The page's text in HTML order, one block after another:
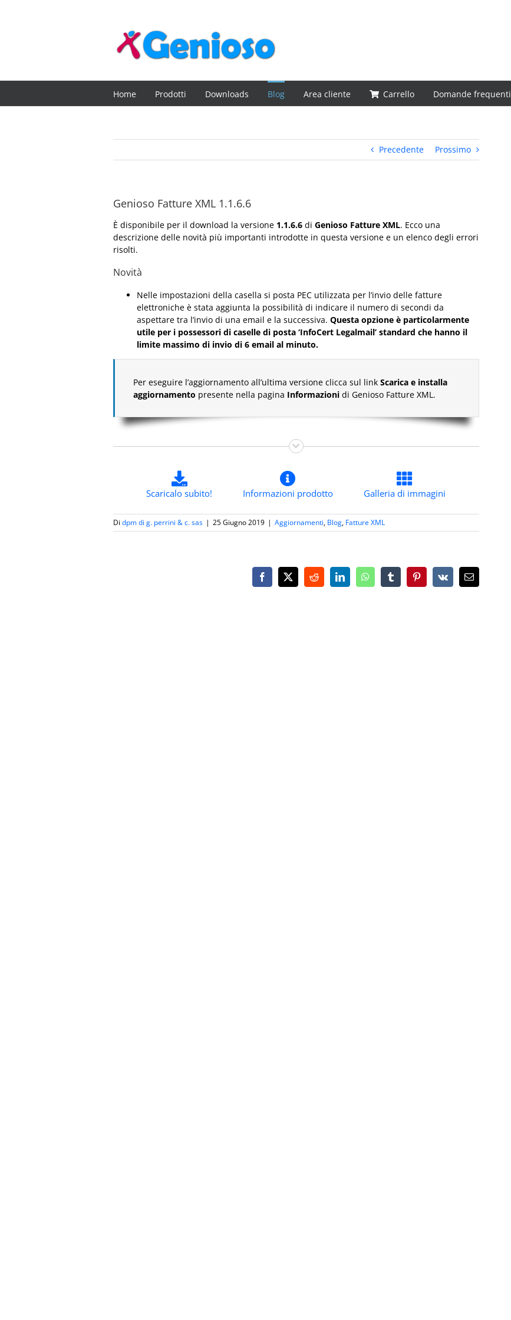
Home Prodotti Downloads Blog Area cliente Carrello Domande frequenti
Precedente Prossimo
Genioso Fatture XML 1.1.6.6
È disponibile per il download la versione 1.1.6.6 di Genioso Fatture XML. Ecco una
descrizione delle novità più importanti introdotte in questa versione e un elenco degli errori
risolti.
Novità
Nelle impostazioni della casella si posta PEC utilizzata per l’invio delle fatture
elettroniche è stata aggiunta la possibilità di indicare il numero di secondi da
aspettare tra l’invio di una email e la successiva. Questa opzione è particolarmente
utile per i possessori di caselle di posta ‘InfoCert Legalmail’ standard che hanno il
limite massimo di invio di 6 email al minuto.
Per eseguire l’aggiornamento all’ultima versione clicca sul link Scarica e installa
aggiornamento presente nella pagina Informazioni di Genioso Fatture XML.
Scaricalo subito! Informazioni prodotto Galleria di immagini
Di dpm di g. perrini & c. sas | 25 Giugno 2019 | Aggiornamenti, Blog, Fatture XML
Facebook
X RedditLinkedInWhatsAppTumblrPinterest
Vk Email